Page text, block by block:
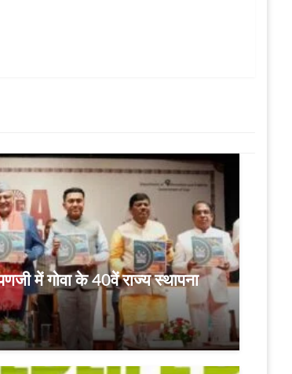
में गोवा के 40वें राज्य स्थापना